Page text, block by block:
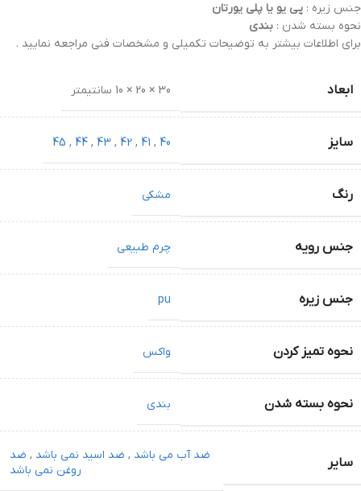
جنس زیره : پی یو یا پلی یورتان
نحوه بسته شدن : بندی
برای اطلاعات بیشتر به توضیحات تکمیلی و مشخصات فنی مراجعه نمایید .
ابعاد 30 × 20 × 10 سانتیمتر
سایز 40
,
41
,
42
,
43
,
44
,
45
رنگ مشکی
جنس رویه چرم طبیعی
جنس زیره pu
نحوه تمیز کردن واکس
نحوه بسته شدن بندی
سایر ضد آب می باشد , ضد اسید نمی باشد , ضد
روغن نمی باشد